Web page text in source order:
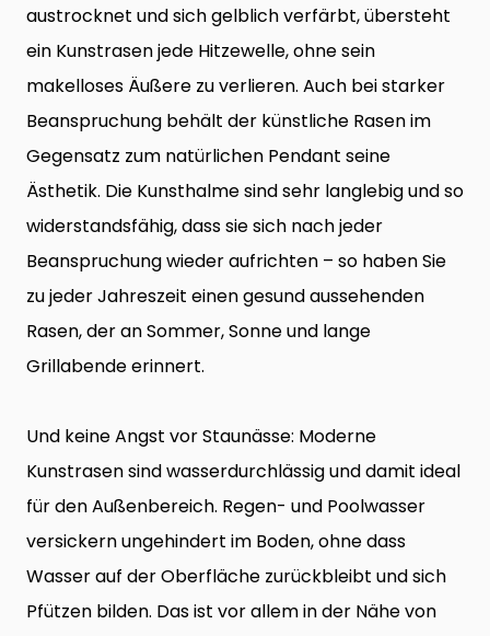
austrocknet und sich gelblich verfärbt, übersteht
ein Kunstrasen jede Hitzewelle, ohne sein
makelloses Äußere zu verlieren. Auch bei starker
Beanspruchung behält der künstliche Rasen im
Gegensatz zum natürlichen Pendant seine
Ästhetik. Die Kunsthalme sind sehr langlebig und so
widerstandsfähig, dass sie sich nach jeder
Beanspruchung wieder aufrichten – so haben Sie
zu jeder Jahreszeit einen gesund aussehenden
Rasen, der an Sommer, Sonne und lange
Grillabende erinnert.
Und keine Angst vor Staunässe: Moderne
Kunstrasen sind wasserdurchlässig und damit ideal
für den Außenbereich. Regen- und Poolwasser
versickern ungehindert im Boden, ohne dass
Wasser auf der Oberfläche zurückbleibt und sich
Pfützen bilden. Das ist vor allem in der Nähe von